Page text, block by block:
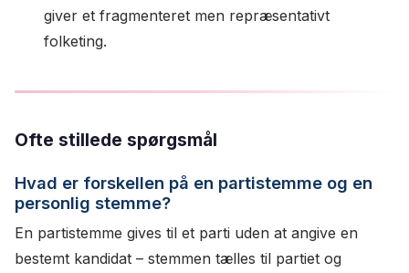
giver et fragmenteret men repræsentativt
folketing.
Ofte stillede spørgsmål
Hvad er forskellen på en partistemme og en
personlig stemme?
En partistemme gives til et parti uden at angive en
bestemt kandidat – stemmen tælles til partiet og